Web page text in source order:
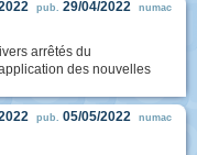
pub. 29/04/2022 numac
arrêtés du
des nouvelles
pub. 05/05/2022 numac